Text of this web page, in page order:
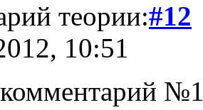
теории:#12
10:51